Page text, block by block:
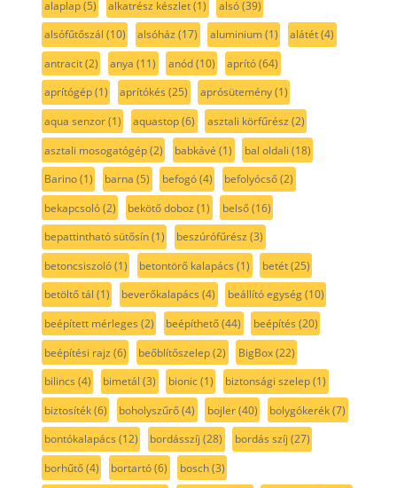
alaplap(5) alkatrész készlet(1) alsó(39)
alsófűtőszál (10) alsóház (17) aluminium(1) alátét(4)
antracit(2) anya (11) anód(10) aprító(64)
aprítógép(1) aprítókés (25) aprósütemény(1)
aqua senzor(1) aquastop(6) asztali körfűrész (2)
asztali mosogatógép(2) babkávé (1) bal oldali (18)
Barino(1) barna (5) befogó(4) befolyócső(2)
bekapcsoló(2) bekötő doboz (1) belső(16)
bepattintható sütősín(1) beszúrófűrész (3)
betoncsiszoló(1) betontörő kalapács (1) betét(25)
betöltő tál (1) beverőkalapács (4) beállító egység(10)
beépített mérleges (2) beépíthető(44) beépítés (20)
beépítési rajz (6) beőblítőszelep(2) BigBox(22)
bilincs (4) bimetál (3) bionic(1) biztonsági szelep(1)
biztosíték(6) boholyszűrő(4) bojler(40) bolygókerék(7)
bontókalapács (12) bordásszíj (28) bordás szíj (27)
borhűtő(4) bortartó(6) bosch(3)